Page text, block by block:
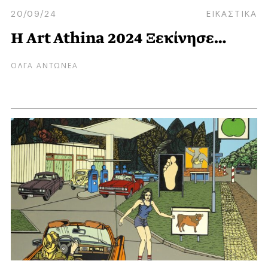
20/09/24 ΕΙΚΑΣΤΙΚΑ
Η Art Athina 2024 Ξεκίνησε…
ΟΛΓΑ ΑΝΤΩΝΕΑ